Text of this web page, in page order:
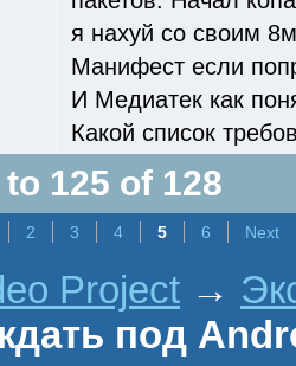
я нахуй со своим
Манифест если
И Медиатек как
Какой список
125 of 128
2 3 4 5 6 Next
Project →
под